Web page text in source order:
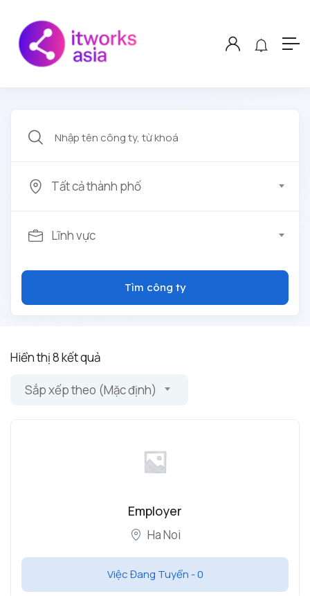
Tất cả thành phố
Lĩnh vực
Tìm công ty
Hiển thị 8 kết quả
Sắp xếp theo (Mặc định)
Employer
Ha Noi
Việc Đang Tuyển -0